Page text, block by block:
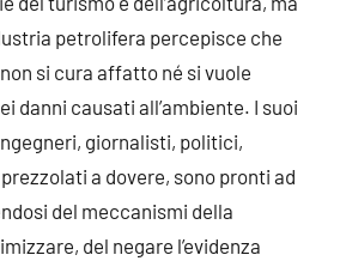
petrolifera percepisce che
si cura affatto né si vuole
danni causati all’ambiente. I suoi
giornalisti, politici,
a dovere, sono pronti ad
del meccanismi della
del negare l’evidenza